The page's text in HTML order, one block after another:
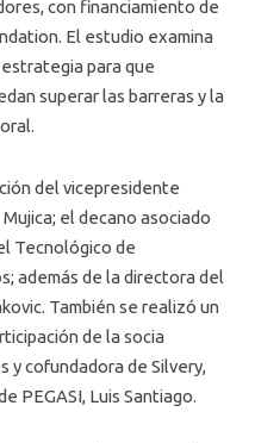
con financiamiento de
El estudio examina
para que
superar las barreras y la
del vicepresidente
el decano asociado
Tecnológico de
además de la directora del
También se realizó un
de la socia
y cofundadora de Silvery,
PEGASI, Luis Santiago.